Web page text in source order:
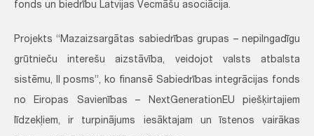
fonds un biedrību Latvijas Vecmāšu asociācija.
Projekts “Mazaizsargātas sabiedrības grupas – nepilngadīgu
grūtnieču interešu aizstāvība, veidojot valsts atbalsta
sistēmu, II posms”, ko finansē Sabiedrības integrācijas fonds
no Eiropas Savienības – NextGenerationEU piešķirtajiem
līdzekļiem, ir turpinājums iesāktajam un īstenos vairākas